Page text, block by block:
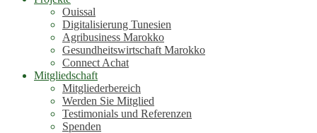
Ouissal
Digitalisierung Tunesien
Agribusiness Marokko
Gesundheitswirtschaft Marokko
Connect Achat
Mitgliedschaft
Mitgliederbereich
Werden Sie Mitglied
Testimonials und Referenzen
Spenden